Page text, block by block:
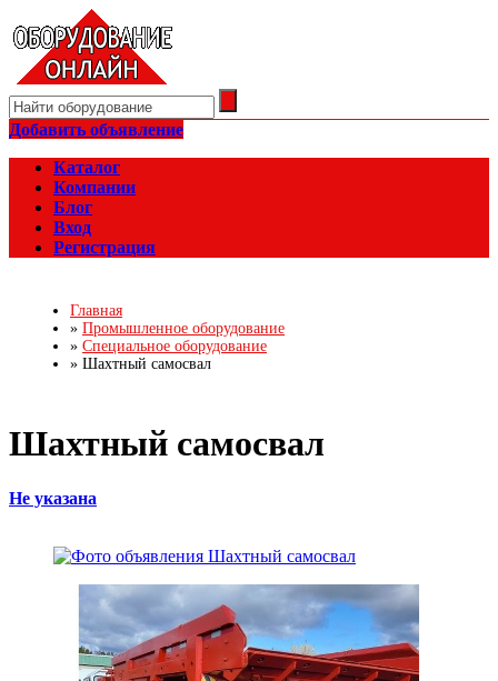
Добавить объявление
Каталог
Компании
Блог
Вход
Регистрация
Главная
» Промышленное оборудование
» Специальное оборудование
» Шахтный самосвал
Шахтный самосвал
Не указана